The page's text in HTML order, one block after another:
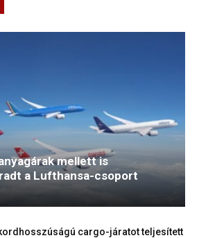
mellett is
a Lufthansa-csoport
cargo-járatot teljesített